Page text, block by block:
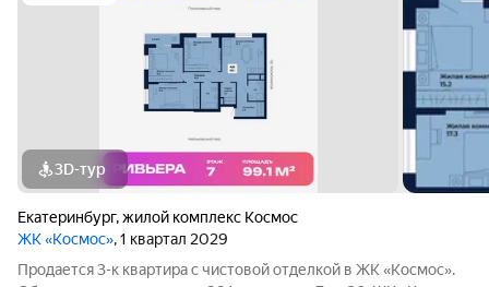
3D-тур
Екатеринбург,жилой комплекс Космос
ЖК «Космос», 1 квартал 2029
Продается 3-к квартира с чистовой отделкой в ЖК «Космос».